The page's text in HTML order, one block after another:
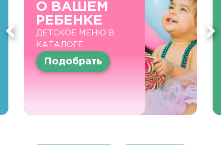
О ВАШЕМ
РЕБЕНКЕ
ДЕТСКОЕ МЕНЮ В
КАТАЛОГЕ
Подобрать